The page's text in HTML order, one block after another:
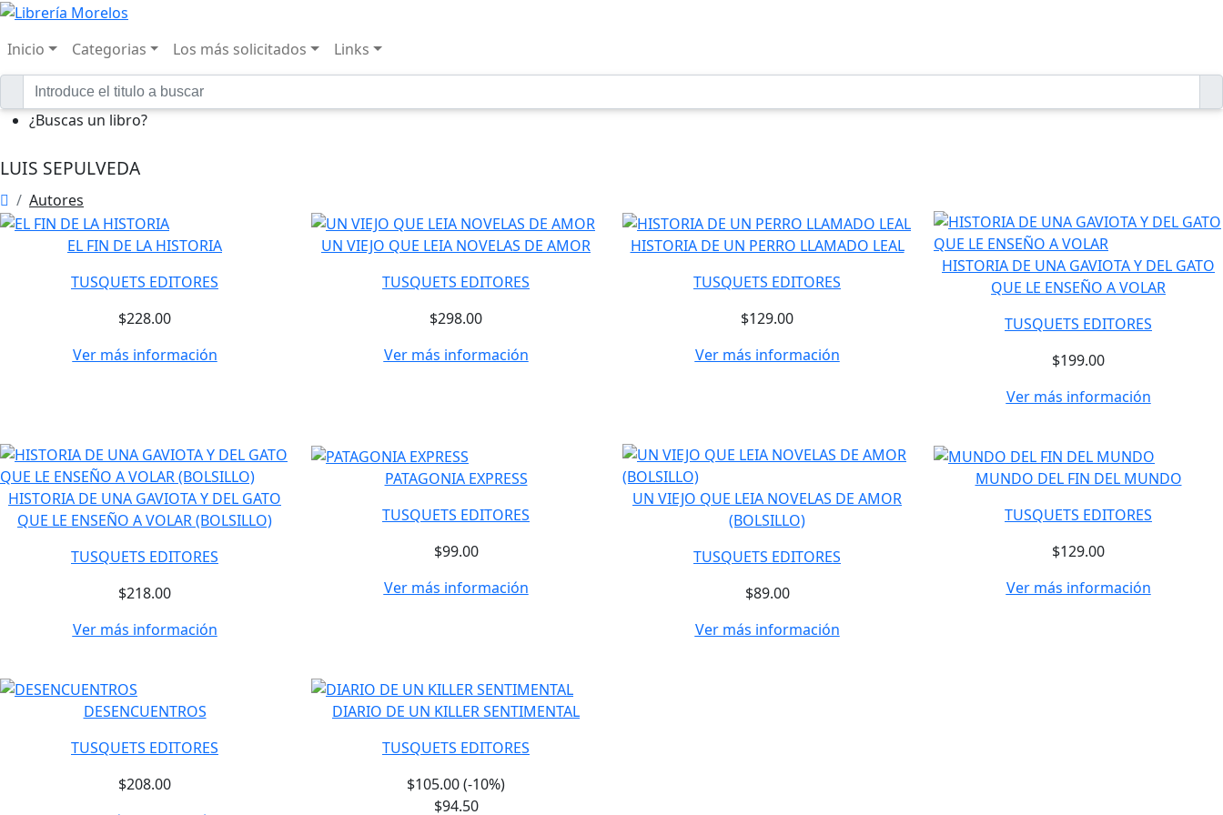
Inicio Categorias Los más solicitados Links
¿Buscas un libro?
LUIS SEPULVEDA
Autores
EL FIN DE LA HISTORIA
TUSQUETS EDITORES
$228.00
Ver más información
UN VIEJO QUE LEIA NOVELAS DE AMOR
TUSQUETS EDITORES
$298.00
Ver más información
HISTORIA DE UN PERRO LLAMADO LEAL
TUSQUETS EDITORES
$129.00
Ver más información
HISTORIA DE UNA GAVIOTA Y DEL GATO
QUE LE ENSEÑO A VOLAR
TUSQUETS EDITORES
$199.00
Ver más información
HISTORIA DE UNA GAVIOTA Y DEL GATO
QUE LE ENSEÑO A VOLAR (BOLSILLO)
TUSQUETS EDITORES
$218.00
Ver más información
PATAGONIA EXPRESS
TUSQUETS EDITORES
$99.00
Ver más información
UN VIEJO QUE LEIA NOVELAS DE AMOR
(BOLSILLO)
TUSQUETS EDITORES
$89.00
Ver más información
MUNDO DEL FIN DEL MUNDO
TUSQUETS EDITORES
$129.00
Ver más información
DESENCUENTROS
TUSQUETS EDITORES
$208.00
DIARIO DE UN KILLER SENTIMENTAL
TUSQUETS EDITORES
$105.00 (-10%)
$94.50